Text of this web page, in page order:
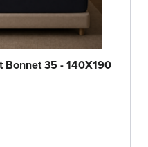
Bonnet 35 - 140X190